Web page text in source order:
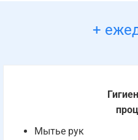
+
Мытье рук